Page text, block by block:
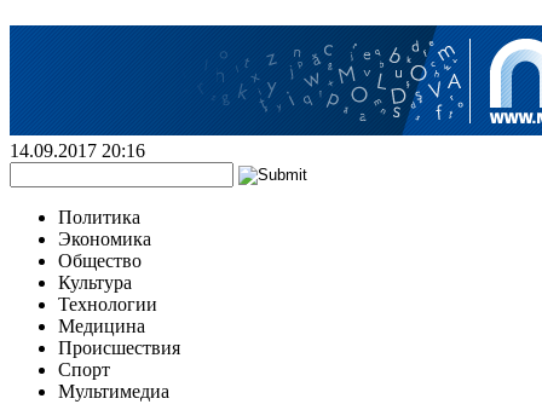
14.09.2017 20:16
Политика
Экономика
Общество
Культура
Технологии
Медицина
Происшествия
Спорт
Мультимедиа